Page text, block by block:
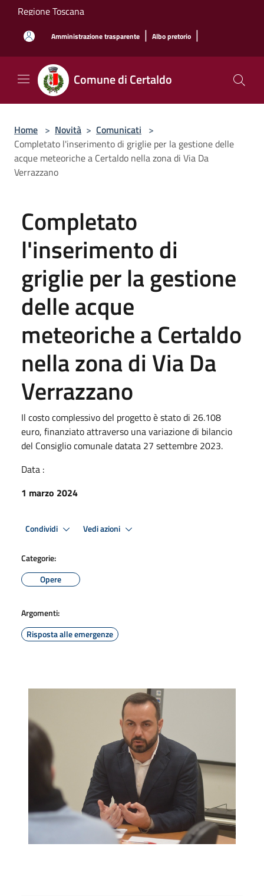
Salta al contenuto principale
Regione Toscana
Amministrazione trasparente | Albo pretorio |
Comune di Certaldo
Home > Novità > Comunicati >
Completato l'inserimento di griglie per la gestione delle
acque meteoriche a Certaldo nella zona di Via Da
Verrazzano
Completato
l'inserimento di
griglie per la gestione
delle acque
meteoriche a Certaldo
nella zona di Via Da
Verrazzano
Il costo complessivo del progetto è stato di 26.108
euro, finanziato attraverso una variazione di bilancio
del Consiglio comunale datata 27 settembre 2023.
Data :
1 marzo 2024
Condividi Vedi azioni
Categorie:
Opere
Argomenti:
Risposta alle emergenze